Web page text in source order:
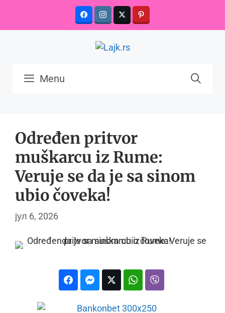
content
Menu
Određen pritvor
muškarcu iz Rume:
Veruje se da je sa sinom
ubio čoveka!
јул 6, 2026